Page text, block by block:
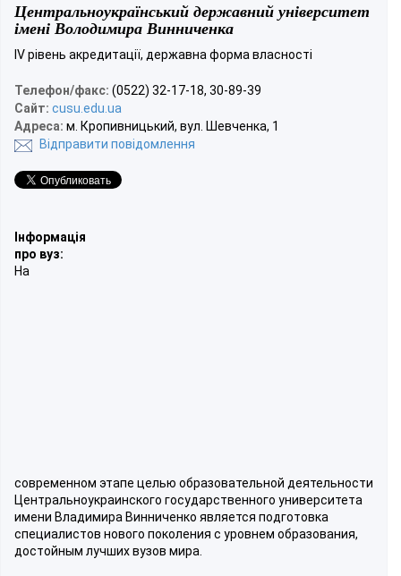
Центральноукраїнський державний університет
імені Володимира Винниченка
IV рівень акредитації, державна форма власності
Телефон/факс: (0522) 32-17-18, 30-89-39
Сайт: cusu.edu.ua
Адреса: м. Кропивницький, вул. Шевченка, 1
Відправити повідомлення
Інформація
про вуз:
На
современном этапе целью образовательной деятельности
Центральноукраинского государственного университета
имени Владимира Винниченко является подготовка
специалистов нового поколения с уровнем образования,
достойным лучших вузов мира.